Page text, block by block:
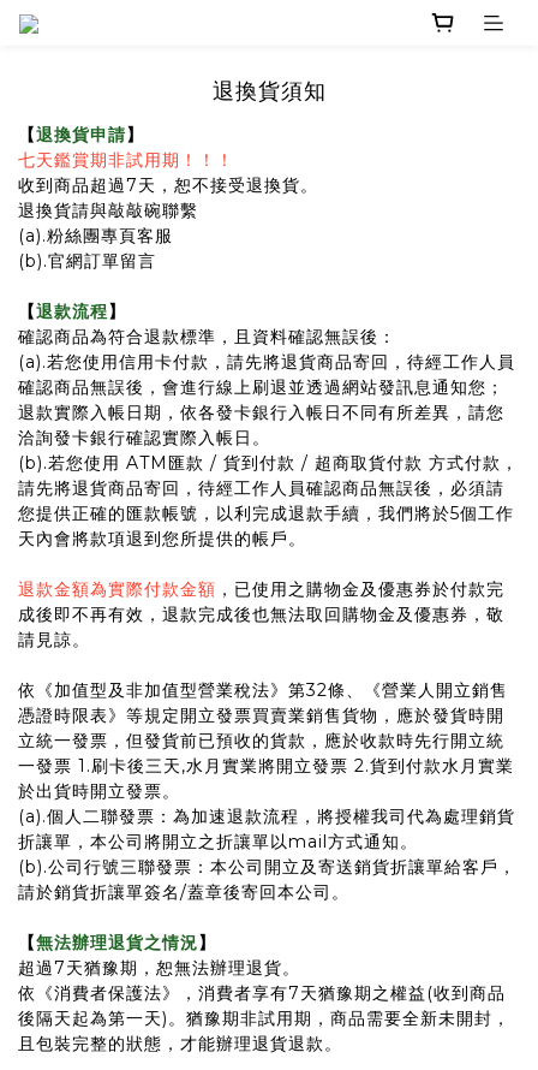
退換貨須知
【退換貨申請】
七天鑑賞期非試用期！！！
收到商品超過7天，恕不接受退換貨。
退換貨請與敲敲碗聯繫
(a).粉絲團專頁客服
(b).官網訂單留言
【退款流程】
確認商品為符合退款標準，且資料確認無誤後：
(a).若您使用信用卡付款，請先將退貨商品寄回，待經工作人員
確認商品無誤後，會進行線上刷退並透過網站發訊息通知您；
退款實際入帳日期，依各發卡銀行入帳日不同有所差異，請您
洽詢發卡銀行確認實際入帳日。
(b).若您使用 ATM匯款 / 貨到付款 / 超商取貨付款 方式付款，
請先將退貨商品寄回，待經工作人員確認商品無誤後，必須請
您提供正確的匯款帳號，以利完成退款手續，我們將於5個工作
天內會將款項退到您所提供的帳戶。
退款金額為實際付款金額 ，已使用之購物金及優惠券於付款完
成後即不再有效，退款完成後也無法取回購物金及優惠券，敬
請見諒。
依《加值型及非加值型營業稅法》第32條、《營業人開立銷售
憑證時限表》等規定開立發票買賣業銷售貨物，應於發貨時開
立統一發票，但發貨前已預收的貨款，應於收款時先行開立統
一發票 1.刷卡後三天,水月實業將開立發票 2.貨到付款水月實業
於出貨時開立發票。
(a).個人二聯發票：為加速退款流程，將授權我司代為處理銷貨
折讓單，本公司將開立之折讓單以mail方式通知。
(b).公司行號三聯發票：本公司開立及寄送銷貨折讓單給客戶，
請於銷貨折讓單簽名/蓋章後寄回本公司。
【無法辦理退貨之情況】
超過7天猶豫期，恕無法辦理退貨。
依《消費者保護法》，消費者享有7天猶豫期之權益(收到商品
後隔天起為第一天)。猶豫期非試用期，商品需要全新未開封，
且包裝完整的狀態，才能辦理退貨退款。